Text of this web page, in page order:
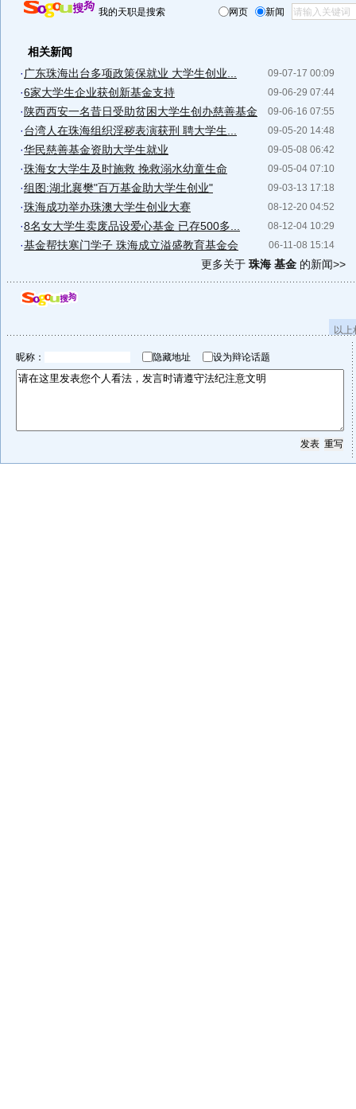
我的天职是搜索 网页 新闻
相关新闻
09-07-17 00:09
· 广东珠海出台多项政策保就业 大学生创业...
09-06-29 07:44
·6家大学生企业获创新基金支持
09-06-16 07:55
· 陕西西安一名昔日受助贫困大学生创办慈善基金
09-05-20 14:48
·台湾人在珠海组织淫秽表演获刑 聘大学生...
09-05-08 06:42
·华民慈善基金资助大学生就业
09-05-04 07:10
·珠海女大学生及时施救 挽救溺水幼童生命
09-03-13 17:18
·组图:湖北襄樊"百万基金助大学生创业"
08-12-20 04:52
·珠海成功举办珠澳大学生创业大赛
08-12-04 10:29
·8名女大学生卖废品设爱心基金 已存500多...
06-11-08 15:14
·基金帮扶寒门学子 珠海成立溢盛教育基金会
更多关于 珠海 基金 的新闻>>
以
昵称： 隐藏地址 设为辩论话题